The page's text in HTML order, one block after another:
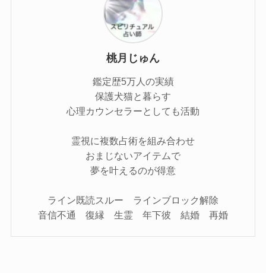
桃月じゅん
鑑定歴5万人の実績
保護犬猫と暮らす
心理カウンセラーとしても活動
霊視に複数占術を組み合わせ
おまじないアイテムで
夢を叶えるのが得意
ライン既読スルー ラインブロック解除
音信不通 復縁 生霊 年下彼 結婚 再婚